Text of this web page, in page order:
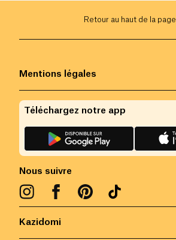
Retour au haut de la page
Kazidomi
Mentions légales
Nous suivre
Téléchargez notre app